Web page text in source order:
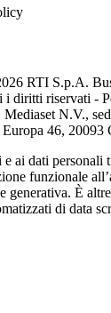
RTI S.p.A.
i diritti riservati -
N.V.,
46, 20093
ai dati personali
funzionale
generativa. È
di data